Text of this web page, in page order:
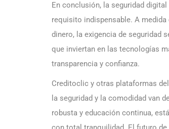
En conclusión, la seguridad
requisito indispensable. A
dinero, la exigencia de seguridad
que inviertan en las tecnologías
transparencia y confianza.
Creditoclic y otras plataformas
la seguridad y la comodidad van
robusta y educación continua,